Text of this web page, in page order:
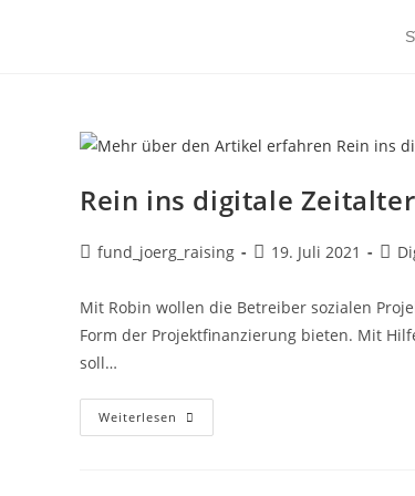
Rein ins digitale
fund_joerg_raising 19. Juli 2021
Mit Robin wollen die Betreiber sozialen
Form der Projektfinanzierung bieten. Mit
soll…
Weiterlesen